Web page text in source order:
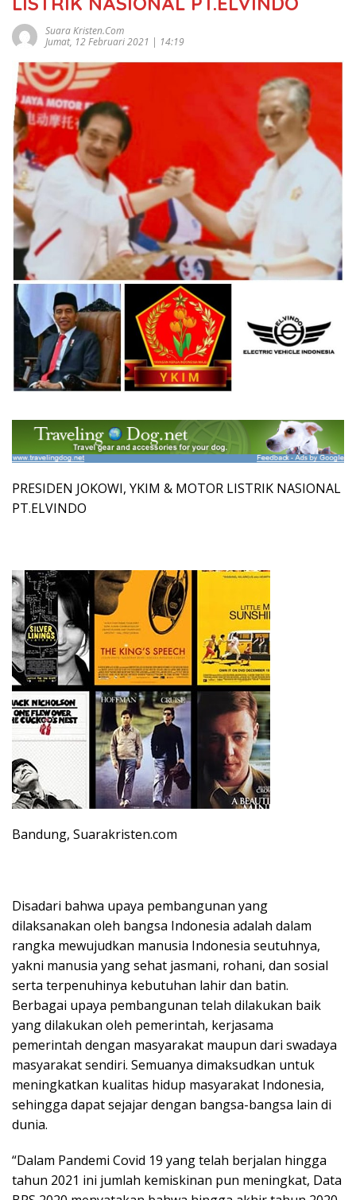
Suara Kristen.com
Jumat, 12 Februari 2021 | 14:19
PRESIDEN JOKOWI, YKIM & MOTOR LISTRIK NASIONAL
PT.ELVINDO
Bandung, Suarakristen.com
Disadari bahwa upaya pembangunan yang
dilaksanakan oleh bangsa Indonesia adalah dalam
rangka mewujudkan manusia Indonesia seutuhnya,
yakni manusia yang sehat jasmani, rohani, dan sosial
serta terpenuhinya kebutuhan lahir dan batin.
Berbagai upaya pembangunan telah dilakukan baik
yang dilakukan oleh pemerintah, kerjasama
pemerintah dengan masyarakat maupun dari swadaya
masyarakat sendiri. Semuanya dimaksudkan untuk
meningkatkan kualitas hidup masyarakat Indonesia,
sehingga dapat sejajar dengan bangsa-bangsa lain di
dunia.
“Dalam Pandemi Covid 19 yang telah berjalan hingga
tahun 2021 ini jumlah kemiskinan pun meningkat, Data